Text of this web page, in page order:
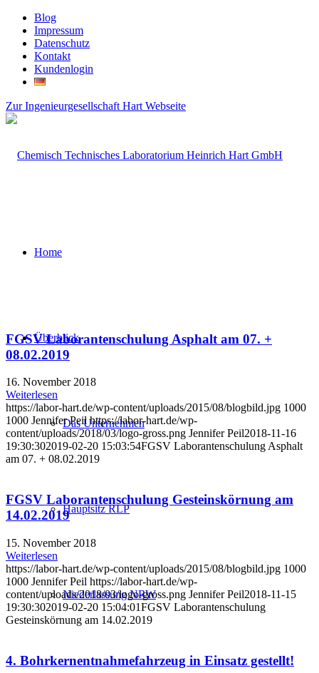
Blog
Impressum
Datenschutz
Kontakt
Kundenlogin
Zur Ingenieurgesellschaft Hart Webseite
Home
Überblick
Das Unternehmen
Hauptsitz RLP
Niederlassung NRW
FGSV Laborantenschulung Asphalt am 07. +
08.02.2019
16. November 2018
Weiterlesen
https://labor-hart.de/wp-content/uploads/2015/08/blogbild.jpg 1000
1000 Jennifer Peil https://labor-hart.de/wp-
content/uploads/2018/03/logo-gross.png Jennifer Peil2018-11-16
19:30:302019-02-20 15:03:54FGSV Laborantenschulung Asphalt
am 07. + 08.02.2019
FGSV Laborantenschulung Gesteinskörnung am
14.02.2019
15. November 2018
Weiterlesen
https://labor-hart.de/wp-content/uploads/2015/08/blogbild.jpg 1000
1000 Jennifer Peil https://labor-hart.de/wp-
content/uploads/2018/03/logo-gross.png Jennifer Peil2018-11-15
19:30:302019-02-20 15:04:01FGSV Laborantenschulung
Gesteinskörnung am 14.02.2019
4. Bohrkernentnahmefahrzeug in Einsatz gestellt!